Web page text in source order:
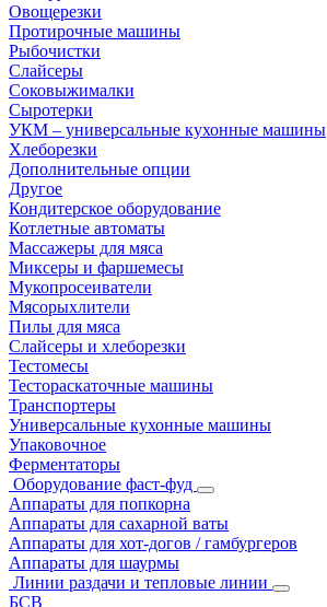
Овощерезки
Протирочные машины
Рыбочистки
Слайсеры
Соковыжималки
Сыротерки
УКМ – универсальные кухонные машины
Хлеборезки
Дополнительные опции
Другое
Кондитерское оборудование
Котлетные автоматы
Массажеры для мяса
Миксеры и фаршемесы
Мукопросеиватели
Мясорыхлители
Пилы для мяса
Слайсеры и хлеборезки
Тестомесы
Тестораскаточные машины
Транспортеры
Универсальные кухонные машины
Упаковочное
Ферментаторы
Оборудование фаст-фуд
Аппараты для попкорна
Аппараты для сахарной ваты
Аппараты для хот-догов / гамбургеров
Аппараты для шаурмы
Линии раздачи и тепловые линии
БСВ